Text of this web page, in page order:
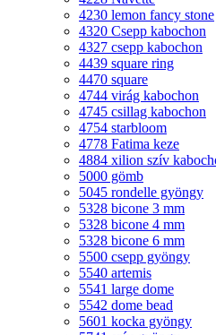
4230 lemon fancy stone
4320 Csepp kabochon
4327 csepp kabochon
4439 square ring
4470 square
4744 virág kabochon
4745 csillag kabochon
4754 starbloom
4778 Fatima keze
4884 xilion szív
5000 gömb
5045 rondelle gyöngy
5328 bicone 3 mm
5328 bicone 4 mm
5328 bicone 6 mm
5500 csepp gyöngy
5540 artemis
5541 large dome
5542 dome bead
5601 kocka gyöngy